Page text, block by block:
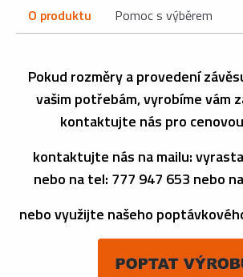
O produktu Pomoc s výběrem
Pokud rozměry a provedení
vašim potřebám, vyrobíme vám
kontaktujte nás pro
kontaktujte nás na mailu:
nebo na tel: 777 947 653 nebo
nebo využijte našeho